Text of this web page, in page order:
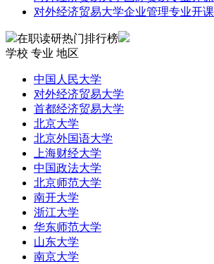
对外经济贸易大学企业管理专业开
在职读研热门排行榜
学校 专业 地区
中国人民大学
对外经济贸易大学
首都经济贸易大学
北京大学
北京外国语大学
上海财经大学
中国政法大学
北京师范大学
南开大学
浙江大学
华东师范大学
山东大学
南京大学